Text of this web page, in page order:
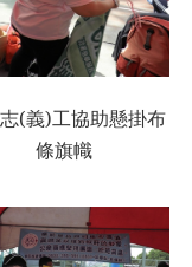
(義)工協助懸掛布
條旗幟